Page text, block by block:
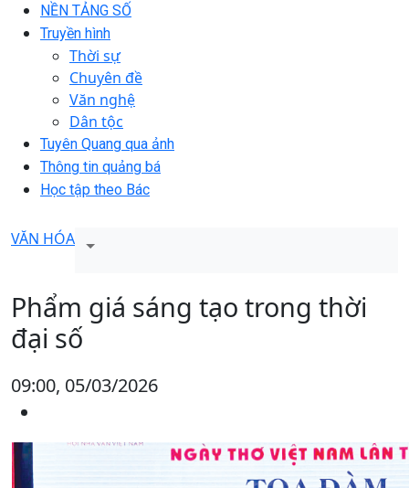
NỀN TẢNG SỐ
Truyền hình
Thời sự
Chuyên đề
Văn nghệ
Dân tộc
Tuyên Quang qua ảnh
Thông tin quảng bá
Học tập theo Bác
VĂN HÓA
Phẩm giá sáng tạo trong thời
đại số
09:00, 05/03/2026